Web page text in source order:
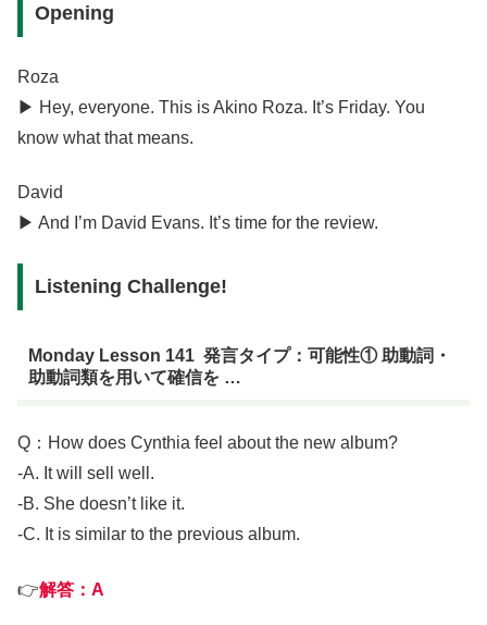
Opening
Roza
▶︎ Hey, everyone. This is Akino Roza. It’s Friday. You
know what that means.
David
▶︎ And I’m David Evans. It’s time for the review.
Listening Challenge!
Monday Lesson 141 発言タイプ：可能性① 助動詞・
助動詞類を用いて確信を …
Q：How does Cynthia feel about the new album?
-A. It will sell well.
-B. She doesn’t like it.
-C. It is similar to the previous album.
👉解答：A